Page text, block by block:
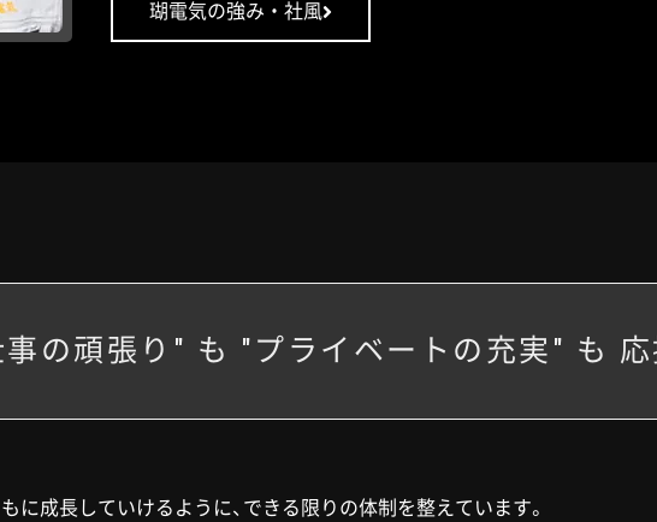
瑚電気の強み・社風
事の頑張り" も "プライベートの充実" も 応
に成長していけるように、できる限りの体制を整えています。